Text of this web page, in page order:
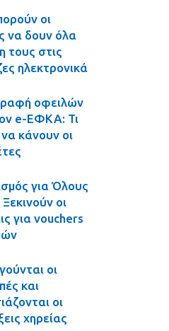
οι
να δουν όλα
τους στις
ηλεκτρονικά
οφειλών
e-ΕΦΚΑ: Τι
να κάνουν οι
για Όλους
οι
για vouchers
οι
και
οι
χηρείας